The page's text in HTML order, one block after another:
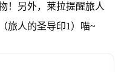
！另外，莱拉提醒旅人
旅人的圣导印1）喵~